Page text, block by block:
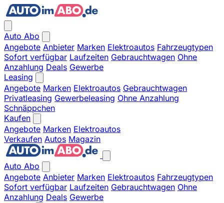
Auto Abo
Angebote Anbieter Marken Elektroautos Fahrzeugtypen
Sofort verfügbar Laufzeiten Gebrauchtwagen Ohne
Anzahlung Deals Gewerbe
Leasing
Angebote Marken Elektroautos Gebrauchtwagen
Privatleasing Gewerbeleasing Ohne Anzahlung
Schnäppchen
Kaufen
Angebote Marken Elektroautos
Verkaufen Autos Magazin
Auto Abo
Angebote Anbieter Marken Elektroautos Fahrzeugtypen
Sofort verfügbar Laufzeiten Gebrauchtwagen Ohne
Anzahlung Deals Gewerbe